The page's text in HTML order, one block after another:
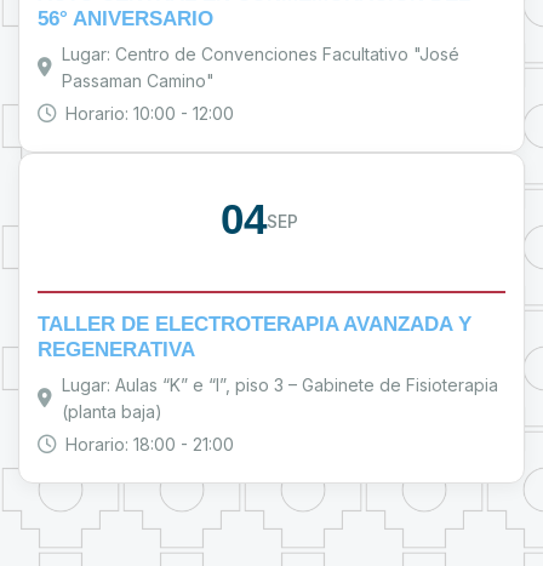
56° ANIVERSARIO
Lugar: Centro de Convenciones Facultativo "José
Passaman Camino"
Horario: 10:00 - 12:00
04SEP
TALLER DE ELECTROTERAPIA AVANZADA Y
REGENERATIVA
Lugar: Aulas “K” e “I”, piso 3 – Gabinete de Fisioterapia
(planta baja)
Horario: 18:00 - 21:00